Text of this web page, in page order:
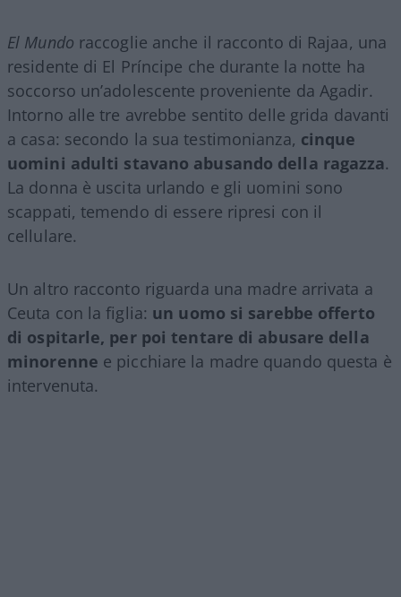
El Mundo raccoglie anche il racconto di Rajaa, una
residente di El Príncipe che durante la notte ha
soccorso un’adolescente proveniente da Agadir.
Intorno alle tre avrebbe sentito delle grida davanti
a casa: secondo la sua testimonianza, cinque
uomini adulti stavano abusando della ragazza.
La donna è uscita urlando e gli uomini sono
scappati, temendo di essere ripresi con il
cellulare.
Un altro racconto riguarda una madre arrivata a
Ceuta con la figlia: un uomo si sarebbe offerto
di ospitarle, per poi tentare di abusare della
minorenne e picchiare la madre quando questa è
intervenuta.